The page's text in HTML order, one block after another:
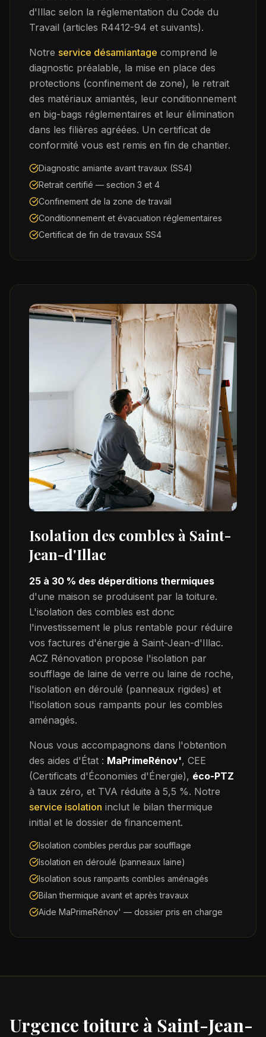
d'Illac selon la réglementation du Code du
Travail (articles R4412-94 et suivants).
Notre service désamiantage comprend le
diagnostic préalable, la mise en place des
protections (confinement de zone), le retrait
des matériaux amiantés, leur conditionnement
en big-bags réglementaires et leur élimination
dans les filières agréées. Un certificat de
conformité vous est remis en fin de chantier.
Diagnostic amiante avant travaux (SS4)
Retrait certifié — section 3 et 4
Confinement de la zone de travail
Conditionnement et évacuation réglementaires
Certificat de fin de travaux SS4
Isolation des combles à Saint-
Jean-d'Illac
25 à 30 % des déperditions thermiques
d'une maison se produisent par la toiture.
L'isolation des combles est donc
l'investissement le plus rentable pour réduire
vos factures d'énergie à Saint-Jean-d'Illac.
ACZ Rénovation propose l'isolation par
soufflage de laine de verre ou laine de roche,
l'isolation en déroulé (panneaux rigides) et
l'isolation sous rampants pour les combles
aménagés.
Nous vous accompagnons dans l'obtention
des aides d'État : MaPrimeRénov', CEE
(Certificats d'Économies d'Énergie), éco-PTZ
à taux zéro, et TVA réduite à 5,5 %. Notre
service isolation inclut le bilan thermique
initial et le dossier de financement.
Isolation combles perdus par soufflage
Isolation en déroulé (panneaux laine)
Isolation sous rampants combles aménagés
Bilan thermique avant et après travaux
Aide MaPrimeRénov' — dossier pris en charge
Urgence toiture à Saint-Jean-